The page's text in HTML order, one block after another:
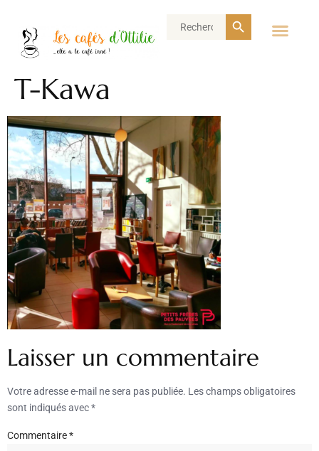
Search
Search Button
T-Kawa
Laisser un commentaire
Votre adresse e-mail ne sera pas publiée. Les champs obligatoires
sont indiqués avec*
Commentaire*